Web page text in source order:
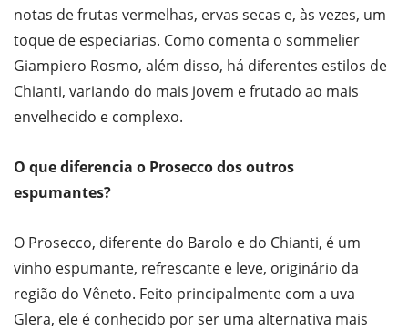
notas de frutas vermelhas, ervas secas e, às vezes, um
toque de especiarias. Como comenta o sommelier
Giampiero Rosmo, além disso, há diferentes estilos de
Chianti, variando do mais jovem e frutado ao mais
envelhecido e complexo.
O que diferencia o Prosecco dos outros
espumantes?
O Prosecco, diferente do Barolo e do Chianti, é um
vinho espumante, refrescante e leve, originário da
região do Vêneto. Feito principalmente com a uva
Glera, ele é conhecido por ser uma alternativa mais